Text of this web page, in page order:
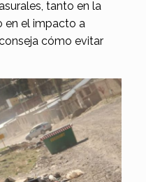
tanto en la
en el impacto a
cómo evitar